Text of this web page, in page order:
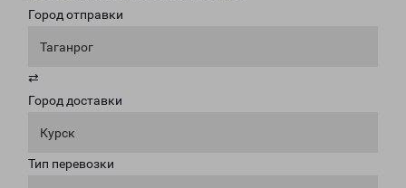
Город отправки
Таганрог
⇄
Город доставки
Курск
Тип перевозки